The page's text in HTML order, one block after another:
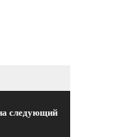
следующий